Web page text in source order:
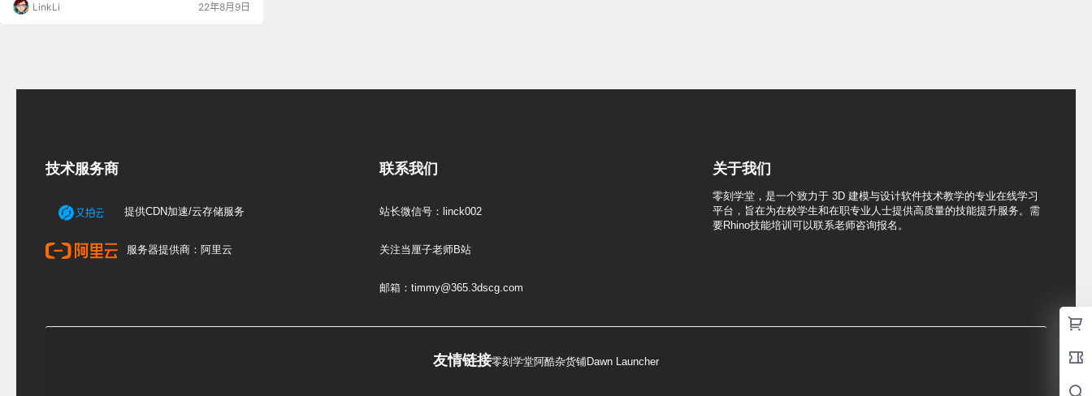
LinkLi 22年8月9日
技术服务商
提供CDN加速/云存储服务
服务器提供商：阿里云
联系我们
站长微信号：linck002
关注当厘子老师B站
邮箱：timmy@365.3dscg.com
关于我们
零刻学堂，是一个致力于 3D 建模与设计软件技术教学的专业在线学习
平台，旨在为在校学生和在职专业人士提供高质量的技能提升服务。需
要Rhino技能培训可以联系老师咨询报名。
友情链接零刻学堂阿酷杂货铺Dawn Launcher